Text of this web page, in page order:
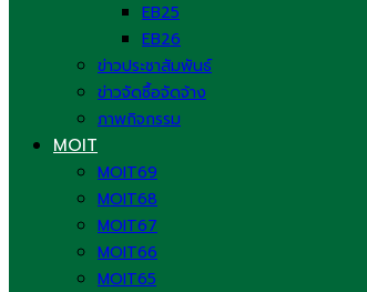
EB25
EB26
ข่าวประชาสัมพันธ์
ข่าวจัดซื้อจัดจ้าง
ภาพกิจกรรม
MOIT
MOIT69
MOIT68
MOIT67
MOIT66
MOIT65